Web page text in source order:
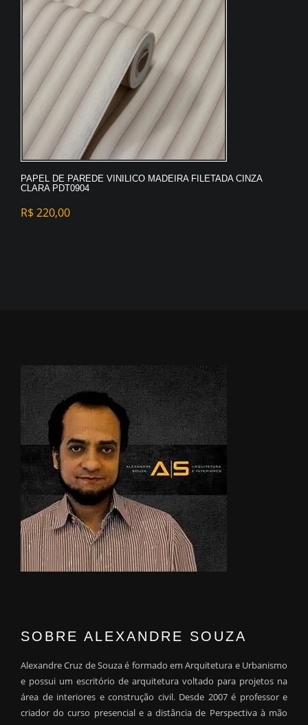
PAPEL DE PAREDE VINILICO MADEIRA FILETADA CINZA
CLARA PDT0904
R$ 220,00
SOBRE ALEXANDRE SOUZA
Alexandre Cruz de Souza é formado em Arquitetura e Urbanismo
e possui um escritório de arquitetura voltado para projetos na
área de interiores e construção civil. Desde 2007 é professor e
criador do curso presencial e a distância de Perspectiva à mão